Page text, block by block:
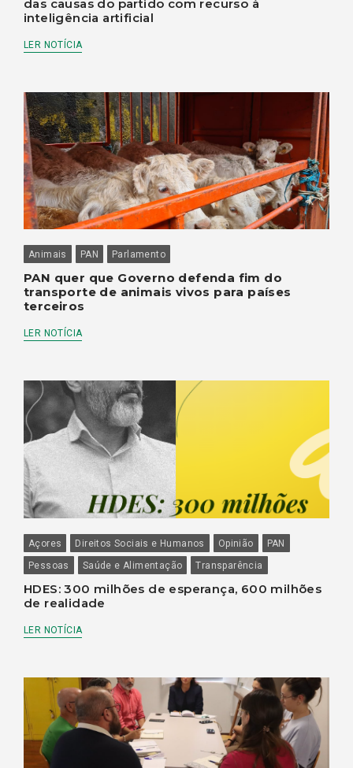
das causas do partido com recurso à
inteligência artificial
LER NOTÍCIA
Animais PAN Parlamento
PAN quer que Governo defenda fim do
transporte de animais vivos para países
terceiros
LER NOTÍCIA
Açores Direitos Sociais e Humanos Opinião
PAN
Pessoas
Saúde e Alimentação Transparência
HDES: 300 milhões de esperança, 600 milhões
de realidade
LER NOTÍCIA